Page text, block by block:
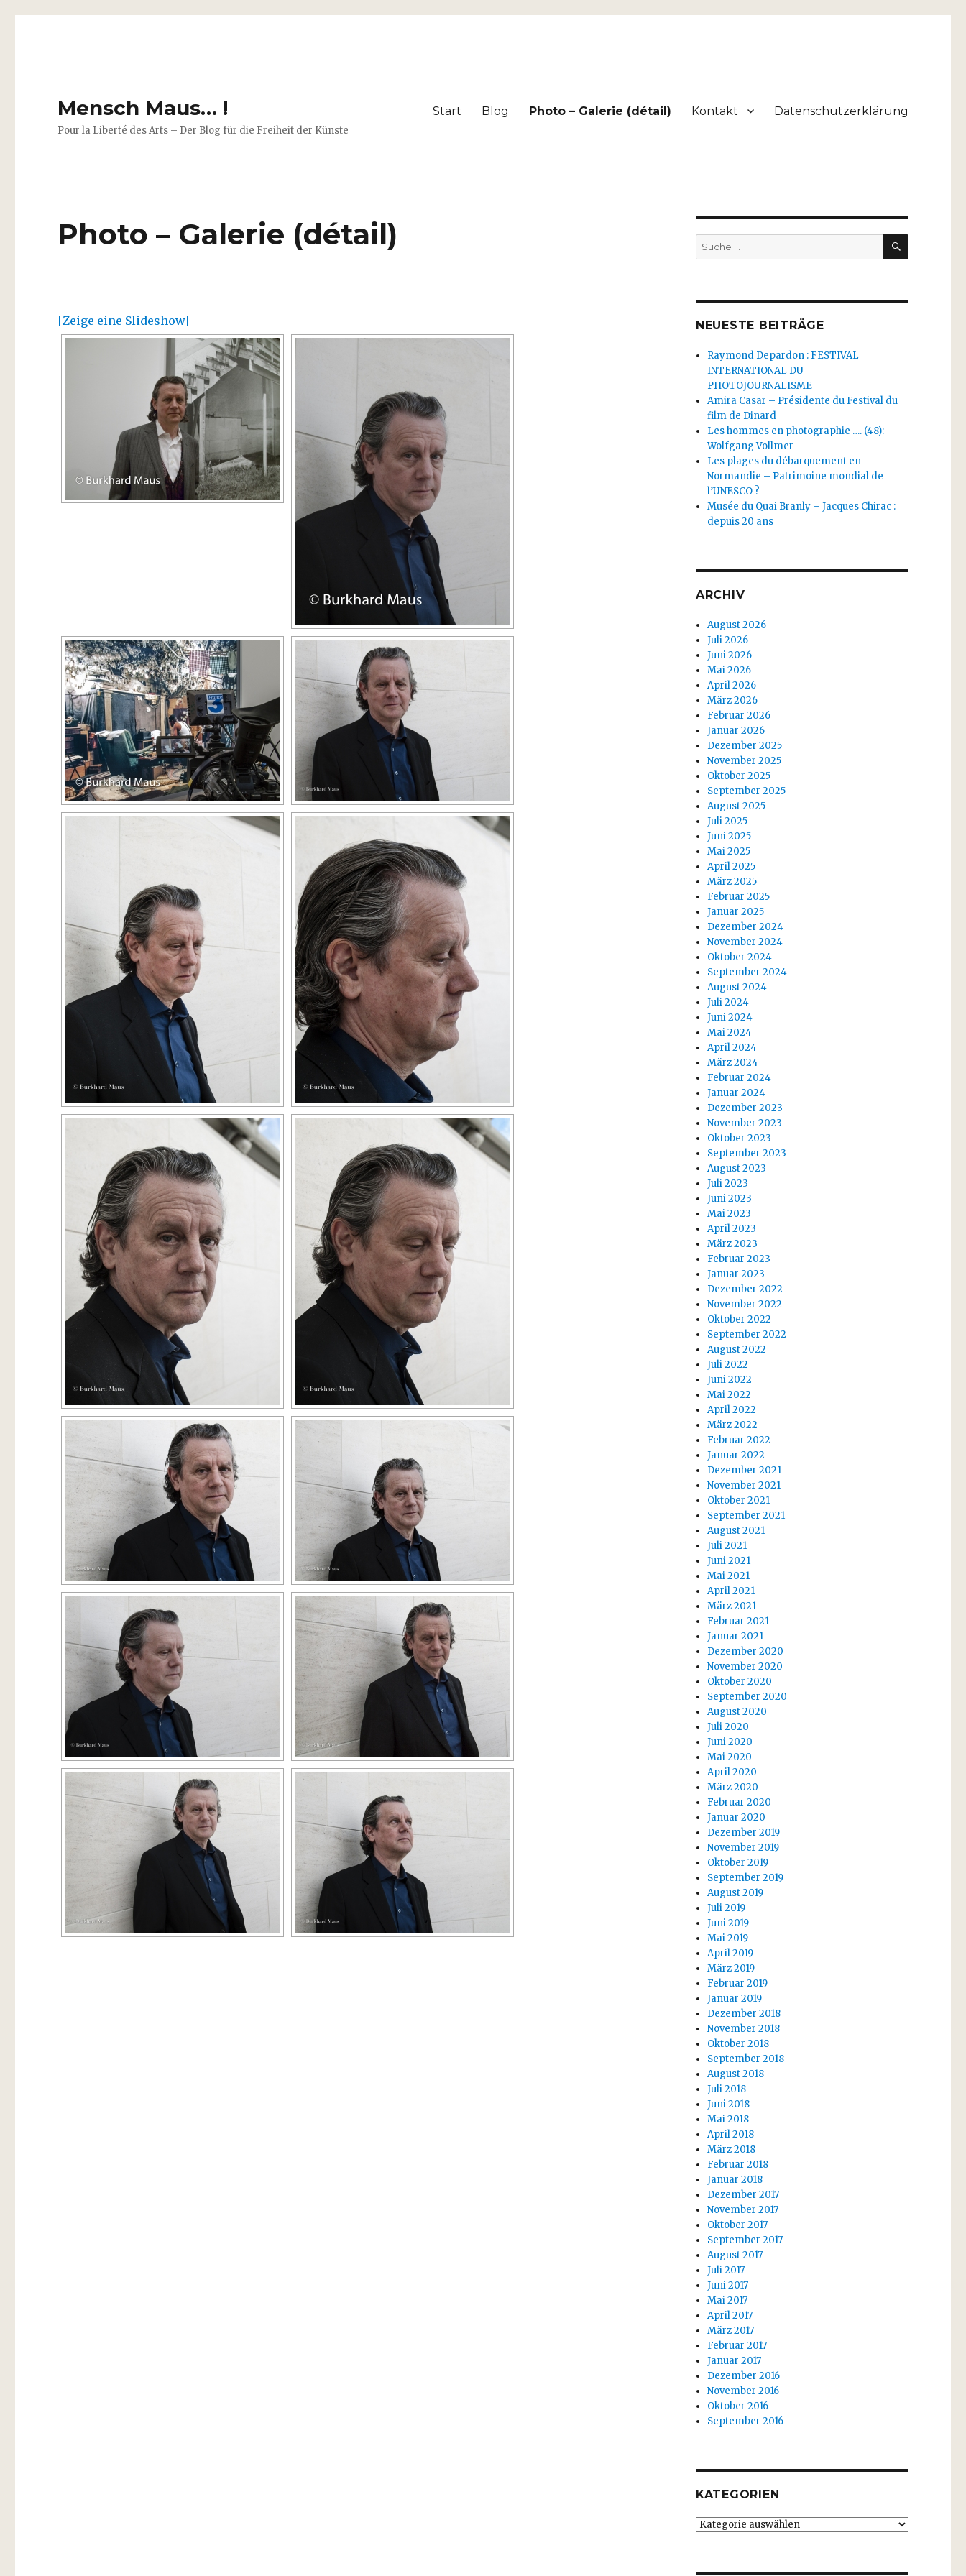
Mensch Maus… !
Pour la Liberté des Arts – Der Blog für die Freiheit der Künste
Start Blog Photo – Galerie (détail) Kontakt Datenschutzerklärung
Photo – Galerie (détail)
[Zeige eine Slideshow]
Suche
nach:
SUCHEN
NEUESTE BEITRÄGE
Raymond Depardon : FESTIVAL
INTERNATIONAL DU
PHOTOJOURNALISME
Amira Casar – Présidente du Festival du
film de Dinard
Les hommes en photographie …. (48):
Wolfgang Vollmer
Les plages du débarquement en
Normandie – Patrimoine mondial de
l’UNESCO ?
Musée du Quai Branly – Jacques Chirac :
depuis 20 ans
ARCHIV
August 2026
Juli 2026
Juni 2026
Mai 2026
April 2026
März 2026
Februar 2026
Januar 2026
Dezember 2025
November 2025
Oktober 2025
September 2025
August 2025
Juli 2025
Juni 2025
Mai 2025
April 2025
März 2025
Februar 2025
Januar 2025
Dezember 2024
November 2024
Oktober 2024
September 2024
August 2024
Juli 2024
Juni 2024
Mai 2024
April 2024
März 2024
Februar 2024
Januar 2024
Dezember 2023
November 2023
Oktober 2023
September 2023
August 2023
Juli 2023
Juni 2023
Mai 2023
April 2023
März 2023
Februar 2023
Januar 2023
Dezember 2022
November 2022
Oktober 2022
September 2022
August 2022
Juli 2022
Juni 2022
Mai 2022
April 2022
März 2022
Februar 2022
Januar 2022
Dezember 2021
November 2021
Oktober 2021
September 2021
August 2021
Juli 2021
Juni 2021
Mai 2021
April 2021
März 2021
Februar 2021
Januar 2021
Dezember 2020
November 2020
Oktober 2020
September 2020
August 2020
Juli 2020
Juni 2020
Mai 2020
April 2020
März 2020
Februar 2020
Januar 2020
Dezember 2019
November 2019
Oktober 2019
September 2019
August 2019
Juli 2019
Juni 2019
Mai 2019
April 2019
März 2019
Februar 2019
Januar 2019
Dezember 2018
November 2018
Oktober 2018
September 2018
August 2018
Juli 2018
Juni 2018
Mai 2018
April 2018
März 2018
Februar 2018
Januar 2018
Dezember 2017
November 2017
Oktober 2017
September 2017
August 2017
Juli 2017
Juni 2017
Mai 2017
April 2017
März 2017
Februar 2017
Januar 2017
Dezember 2016
November 2016
Oktober 2016
September 2016
KATEGORIEN
Kategorien